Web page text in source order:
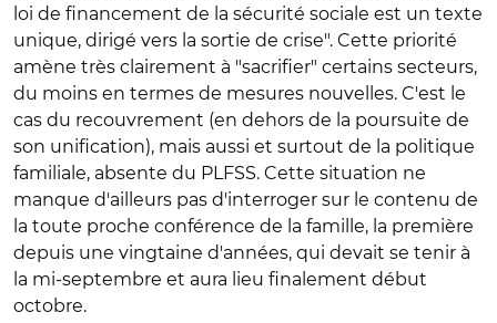
loi de financement de la sécurité sociale est un texte
unique, dirigé vers la sortie de crise". Cette priorité
amène très clairement à "sacrifier" certains secteurs,
du moins en termes de mesures nouvelles. C'est le
cas du recouvrement (en dehors de la poursuite de
son unification), mais aussi et surtout de la politique
familiale, absente du PLFSS. Cette situation ne
manque d'ailleurs pas d'interroger sur le contenu de
la toute proche conférence de la famille, la première
depuis une vingtaine d'années, qui devait se tenir à
la mi-septembre et aura lieu finalement début
octobre.